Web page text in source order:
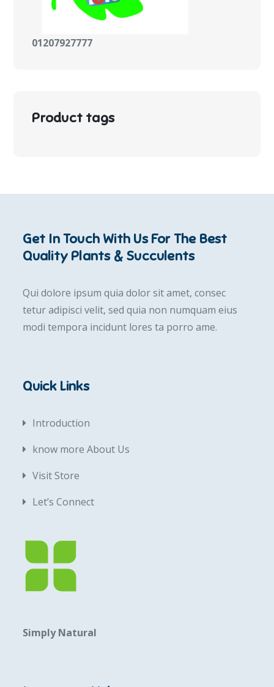
01207927777
Product tags
Get In Touch With Us For The Best
Quality Plants & Succulents
Qui dolore ipsum quia dolor sit amet, consec
tetur adipisci velit, sed quia non numquam eius
modi tempora incidunt lores ta porro ame.
Quick Links
Introduction
know more About Us
Visit Store
Let’s Connect
Simply Natural